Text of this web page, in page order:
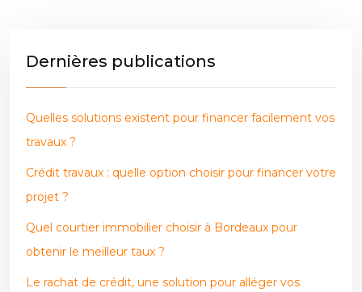
Dernières publications
Quelles solutions existent pour financer facilement vos
travaux ?
Crédit travaux : quelle option choisir pour financer votre
projet ?
Quel courtier immobilier choisir à Bordeaux pour
obtenir le meilleur taux ?
Le rachat de crédit, une solution pour alléger vos